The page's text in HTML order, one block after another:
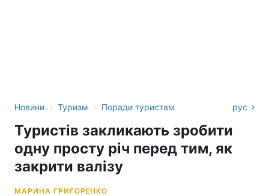
Новини › Туризм › Поради туристам рус
Туристів закликають зробити
одну просту річ перед тим, як
закрити валізу
МАРИНА ГРИГОРЕНКО